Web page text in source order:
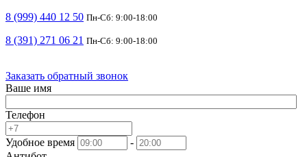
8 (999) 440 12 50 Пн-Сб: 9:00-18:00
8 (391) 271 06 21 Пн-Сб: 9:00-18:00
Заказать обратный звонок
Ваше имя
Телефон
Удобное время
-